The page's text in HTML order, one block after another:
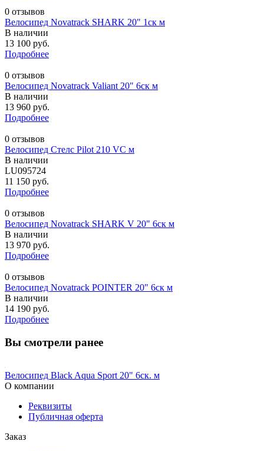
0 отзывов
Велосипед Novatrack SHARK 20" 1ск м
В наличии
13 100 руб.
Подробнее
0 отзывов
Велосипед Novatrack Valiant 20" 6ск м
В наличии
13 960 руб.
Подробнее
0 отзывов
Велосипед Стелс Pilot 210 VC м
В наличии
LU095724
11 150 руб.
Подробнее
0 отзывов
Велосипед Novatrack SHARK V 20" 6ск м
В наличии
13 970 руб.
Подробнее
0 отзывов
Велосипед Novatrack POINTER 20" 6ск м
В наличии
14 190 руб.
Подробнее
Вы смотрели ранее
Велосипед Black Aqua Sport 20" 6ск. м
О компании
Реквизиты
Публичная оферта
Заказ